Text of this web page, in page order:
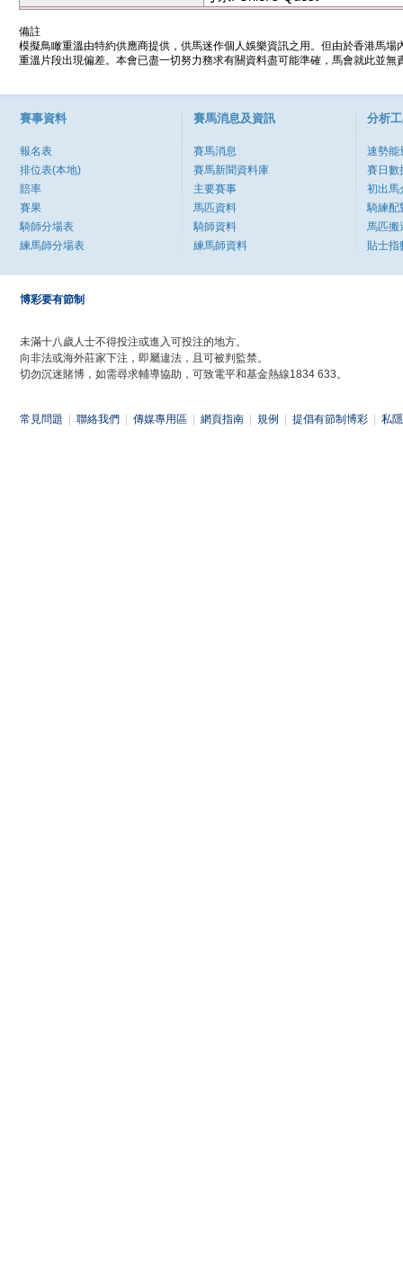
備註
模擬鳥瞰重溫由特約供應商提供，供馬迷作個人娛樂資訊之用。但由於香港馬
重溫片段出現偏差。本會已盡一切努力務求有關資料盡可能準確，馬會就此並
賽事資料
報名表
排位表(本地)
賠率
賽果
騎師分場表
練馬師分場表
賽馬消息及資訊
賽馬消息
賽馬新聞資料庫
主要賽事
馬匹資料
騎師資料
練馬師資料
分析
速勢能
賽日數
初出馬
騎練配
馬匹搬
貼士指
博彩要有節制
未滿十八歲人士不得投注或進入可投注的地方。
向非法或海外莊家下注，即屬違法，且可被判監禁。
切勿沉迷賭博，如需尋求輔導協助，可致電平和基金熱線1834 633。
常見問題 聯絡我們 傳媒專用區 網頁指南 規例 提倡有節制博彩 私